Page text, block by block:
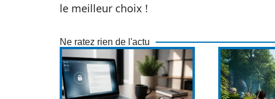
le meilleur choix !
Ne ratez rien de l'actu